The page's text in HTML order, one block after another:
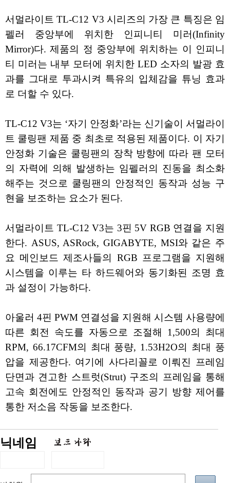
서멀라이트 TL-C12 V3 시리즈의 가장 큰 특징은 임
펠러 중앙부에 위치한 인피니티 미러(Infinity
Mirror)다. 제품의 정 중앙부에 위치하는 이 인피니
티 미러는 내부 모터에 위치한 LED 소자의 발광 효
과를 그대로 투과시켜 특유의 입체감을 튜닝 효과
로 더할 수 있다.
TL-C12 V3는 ‘자기 안정화’라는 신기술이 서멀라이
트 쿨링팬 제품 중 최초로 적용된 제품이다. 이 자기
안정화 기술은 쿨링팬의 장착 방향에 따라 팬 모터
의 자력에 의해 발생하는 임펠러의 진동을 최소화
해주는 것으로 쿨링팬의 안정적인 동작과 성능 구
현을 보조하는 요소가 된다.
서멀라이트 TL-C12 V3는 3핀 5V RGB 연결을 지원
한다. ASUS, ASRock, GIGABYTE, MSI와 같은 주
요 메인보드 제조사들의 RGB 프로그램을 지원해
시스템을 이루는 타 하드웨어와 동기화된 조명 효
과 설정이 가능하다.
아울러 4핀 PWM 연결성을 지원해 시스템 사용량에
따른 회전 속도를 자동으로 조절해 1,500의 최대
RPM, 66.17CFM의 최대 풍량, 1.53H2O의 최대 풍
압을 제공한다. 여기에 사다리꼴로 이뤄진 프레임
단면과 견고한 스트럿(Strut) 구조의 프레임을 통해
고속 회전에도 안정적인 동작과 공기 방향 제어를
통한 저소음 작동을 보조한다.
닉네임